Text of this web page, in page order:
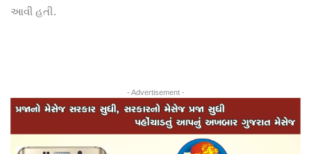
આવી હતી.
- Advertisement -
Previous